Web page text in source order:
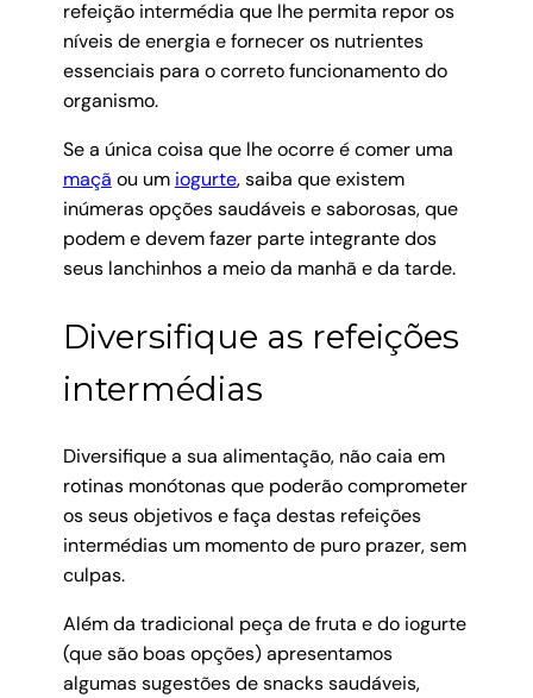
refeição intermédia que lhe permita repor os
níveis de energia e fornecer os nutrientes
essenciais para o correto funcionamento do
organismo.
Se a única coisa que lhe ocorre é comer uma
maçã ou um iogurte, saiba que existem
inúmeras opções saudáveis e saborosas, que
podem e devem fazer parte integrante dos
seus lanchinhos a meio da manhã e da tarde.
Diversifique as refeições
intermédias
Diversifique a sua alimentação, não caia em
rotinas monótonas que poderão comprometer
os seus objetivos e faça destas refeições
intermédias um momento de puro prazer, sem
culpas.
Além da tradicional peça de fruta e do iogurte
(que são boas opções) apresentamos
algumas sugestões de snacks saudáveis,